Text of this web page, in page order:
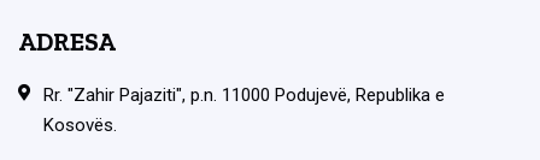
ADRESA
Rr. "Zahir Pajaziti", p.n. 11000 Podujevë, Republika e
Kosovës.